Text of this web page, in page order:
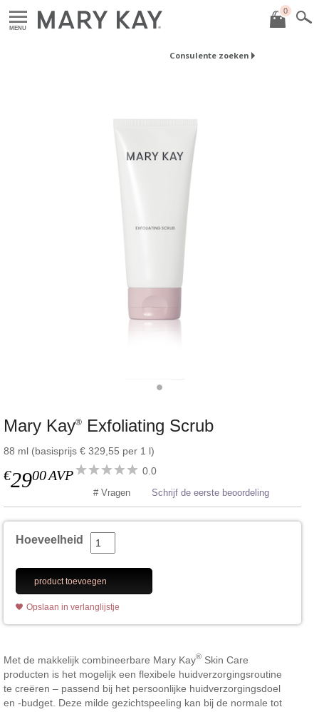
MENU
0
Consulente zoeken
Mary Kay® Exfoliating Scrub
88 ml (basisprijs € 329,55 per 1 l)
€2900AVP 0.0
# Vragen Schrijf de eerste beoordeling
Hoeveelheid
product toevoegen
Opslaan in verlanglijstje
Met de makkelijk combineerbare Mary Kay® Skin Care
producten is het mogelijk een flexibele huidverzorgingsroutine
te creëren – passend bij het persoonlijke huidverzorgingsdoel
en -budget. Deze milde gezichtspeeling kan bij de normale tot